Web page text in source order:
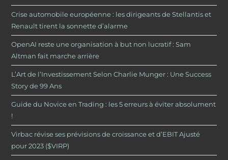
Crise automobile européenne : les dirigeants de Stellantis et
Renault tirent la sonnette d’alarme
OpenAI reste une organisation à but non lucratif : Sam
Altman fait marche arrière
L’Art de l’Investissement Selon Charlie Munger : Une Success
Story de 99 Ans
Guide du Novice en Trading : les 5 erreurs à éviter absolument
!
Virbac révise ses prévisions de croissance et d’EBIT Ajusté
pour 2023 ($VIRP)